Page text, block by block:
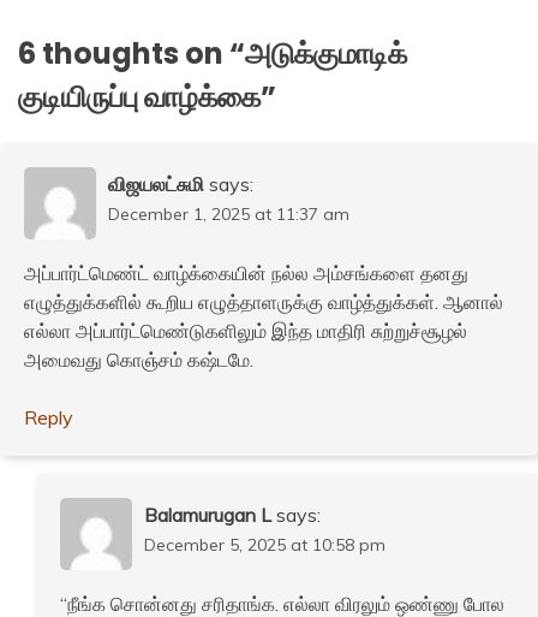
6 thoughts on “அடுக்குமாடிக்
குடியிருப்பு வாழ்க்கை”
விஜயலட்சுமி says:
December 1, 2025 at 11:37 am
அப்பார்ட்மெண்ட் வாழ்க்கையின் நல்ல அம்சங்களை தனது
எழுத்துக்களில் கூறிய எழுத்தாளருக்கு வாழ்த்துக்கள். ஆனால்
எல்லா அப்பார்ட்மெண்டுகளிலும் இந்த மாதிரி சுற்றுச்சூழல்
அமைவது கொஞ்சம் கஷ்டமே.
Reply
Balamurugan L says:
December 5, 2025 at 10:58 pm
“நீங்க சொன்னது சரிதாங்க. எல்லா விரலும் ஒண்ணு போல